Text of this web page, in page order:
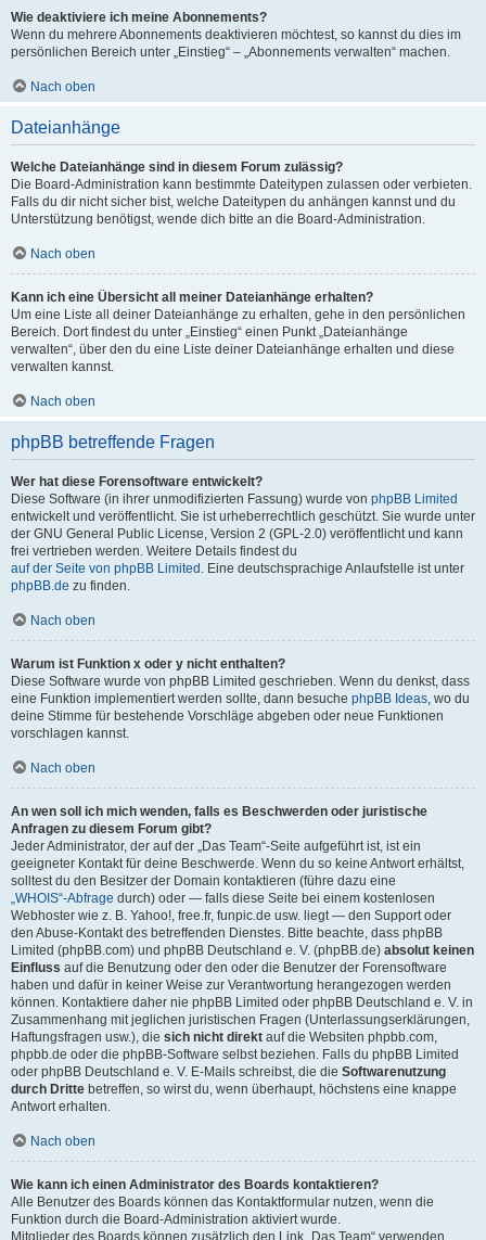
Wie deaktiviere ich meine Abonnements?
Wenn du mehrere Abonnements deaktivieren möchtest, so kannst du dies im
persönlichen Bereich unter „Einstieg“ – „Abonnements verwalten“ machen.
Nach oben
Dateianhänge
Welche Dateianhänge sind in diesem Forum zulässig?
Die Board-Administration kann bestimmte Dateitypen zulassen oder verbieten.
Falls du dir nicht sicher bist, welche Dateitypen du anhängen kannst und du
Unterstützung benötigst, wende dich bitte an die Board-Administration.
Nach oben
Kann ich eine Übersicht all meiner Dateianhänge erhalten?
Um eine Liste all deiner Dateianhänge zu erhalten, gehe in den persönlichen
Bereich. Dort findest du unter „Einstieg“ einen Punkt „Dateianhänge
verwalten“, über den du eine Liste deiner Dateianhänge erhalten und diese
verwalten kannst.
Nach oben
phpBB betreffende Fragen
Wer hat diese Forensoftware entwickelt?
Diese Software (in ihrer unmodifizierten Fassung) wurde von phpBB Limited
entwickelt und veröffentlicht. Sie ist urheberrechtlich geschützt. Sie wurde unter
der GNU General Public License, Version 2 (GPL-2.0) veröffentlicht und kann
frei vertrieben werden. Weitere Details findest du
auf der Seite von phpBB Limited . Eine deutschsprachige Anlaufstelle ist unter
phpBB.de zu finden.
Nach oben
Warum ist Funktion x oder y nicht enthalten?
Diese Software wurde von phpBB Limited geschrieben. Wenn du denkst, dass
eine Funktion implementiert werden sollte, dann besuche phpBB Ideas, wo du
deine Stimme für bestehende Vorschläge abgeben oder neue Funktionen
vorschlagen kannst.
Nach oben
An wen soll ich mich wenden, falls es Beschwerden oder juristische
Anfragen zu diesem Forum gibt?
Jeder Administrator, der auf der „Das Team“-Seite aufgeführt ist, ist ein
geeigneter Kontakt für deine Beschwerde. Wenn du so keine Antwort erhältst,
solltest du den Besitzer der Domain kontaktieren (führe dazu eine
„WHOIS“-Abfrage durch) oder — falls diese Seite bei einem kostenlosen
Webhoster wie z. B. Yahoo!, free.fr, funpic.de usw. liegt — den Support oder
den Abuse-Kontakt des betreffenden Dienstes. Bitte beachte, dass phpBB
Limited (phpBB.com) und phpBB Deutschland e. V. (phpBB.de) absolut keinen
Einfluss auf die Benutzung oder den oder die Benutzer der Forensoftware
haben und dafür in keiner Weise zur Verantwortung herangezogen werden
können. Kontaktiere daher nie phpBB Limited oder phpBB Deutschland e. V. in
Zusammenhang mit jeglichen juristischen Fragen (Unterlassungserklärungen,
Haftungsfragen usw.), die sich nicht direkt auf die Websiten phpbb.com,
phpbb.de oder die phpBB-Software selbst beziehen. Falls du phpBB Limited
oder phpBB Deutschland e. V. E-Mails schreibst, die die Softwarenutzung
durch Dritte betreffen, so wirst du, wenn überhaupt, höchstens eine knappe
Antwort erhalten.
Nach oben
Wie kann ich einen Administrator des Boards kontaktieren?
Alle Benutzer des Boards können das Kontaktformular nutzen, wenn die
Funktion durch die Board-Administration aktiviert wurde.
Mitglieder des Boards können zusätzlich den Link „Das Team“ verwenden.